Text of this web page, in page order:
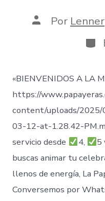
AutorPor Lenner
«BIENVENIDOS A LA
https://
content/uploads/
03-12-at-1.28.42-
servicio desde
4, 5
buscas animar tu
llenos de energía, La
Conversemos por